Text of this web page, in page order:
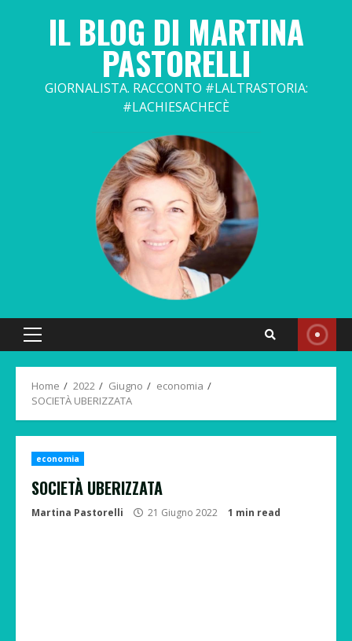
IL BLOG DI MARTINA
PASTORELLI
GIORNALISTA. RACCONTO #LALTRASTORIA:
#LACHIESACHECÈ
Primary
Home 2022 Giugno
economia
SOCIETÀ UBERIZZATA
economia
SOCIETÀ UBERIZZATA
Martina Pastorelli 21 Giugno 2022 1 min read